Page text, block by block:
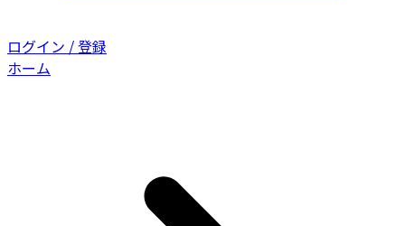
ログイン / 登録
ホーム